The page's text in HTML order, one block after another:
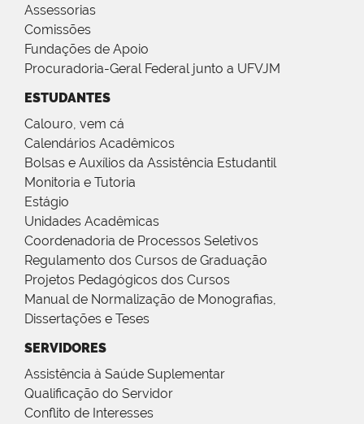
Assessorias
Comissões
Fundações de Apoio
Procuradoria-Geral Federal junto a UFVJM
ESTUDANTES
Calouro, vem cá
Calendários Acadêmicos
Bolsas e Auxílios da Assistência Estudantil
Monitoria e Tutoria
Estágio
Unidades Acadêmicas
Coordenadoria de Processos Seletivos
Regulamento dos Cursos de Graduação
Projetos Pedagógicos dos Cursos
Manual de Normalização de Monografias,
Dissertações e Teses
SERVIDORES
Assistência à Saúde Suplementar
Qualificação do Servidor
Conflito de Interesses